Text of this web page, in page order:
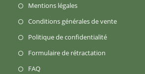
Mentions légalesS’ouvre
nouvel
onglet
Conditions générales de venteS’ouvre
Politique de confidentialitéS’ouvre
Formulaire de rétractation
FAQS’ouvre